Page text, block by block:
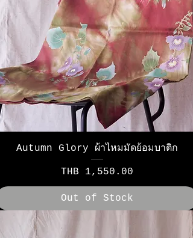
Autumn Glory ผ้าไหมมัดย้อมบาติก
Price
THB 1,550.00
Out of Stock